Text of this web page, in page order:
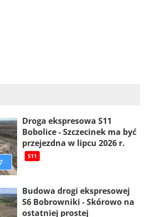
Droga ekspresowa S11
Bobolice - Szczecinek ma być
przejezdna w lipcu 2026 r.
S11
Budowa drogi ekspresowej
S6 Bobrowniki - Skórowo na
ostatniej prostej